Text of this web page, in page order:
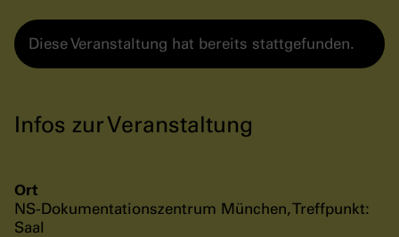
Diese Veranstaltung hat bereits stattgefunden.
Infos zur Veranstaltung
Ort
NS-Dokumentationszentrum München, Treffpunkt:
Saal